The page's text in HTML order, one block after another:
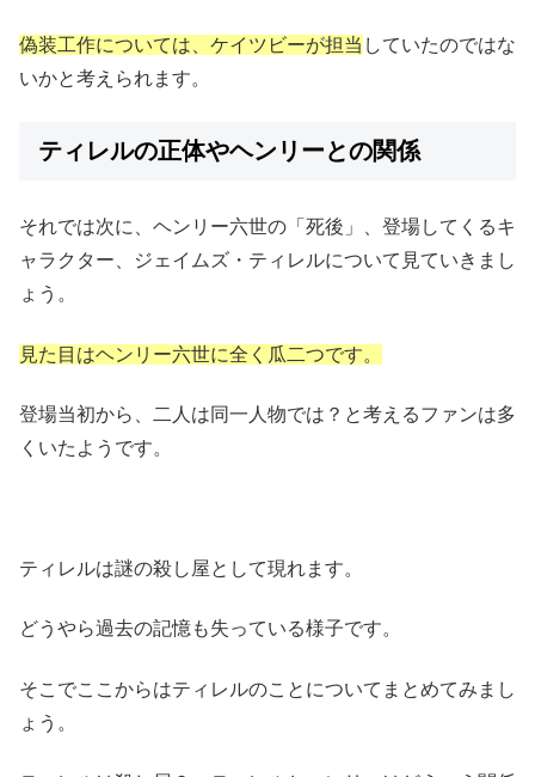
偽装工作については、ケイツビーが担当 していたのではな
いかと考えられます。
ティレルの正体やヘンリーとの関係
それでは次に、ヘンリー六世の「死後」、登場してくるキ
ャラクター、ジェイムズ・ティレルについて見ていきまし
ょう。
見た目はヘンリー六世に全く瓜二つです。
登場当初から、二人は同一人物では？と考えるファンは多
くいたようです。
ティレルは謎の殺し屋として現れます。
どうやら過去の記憶も失っている様子です。
そこでここからはティレルのことについてまとめてみまし
ょう。